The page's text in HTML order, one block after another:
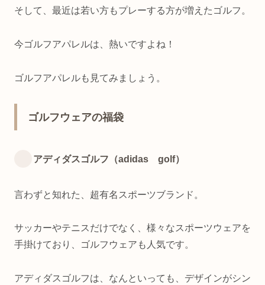
そして、最近は若い方もプレーする方が増えたゴルフ。
今ゴルフアパレルは、熱いですよね！
ゴルフアパレルも見てみましょう。
ゴルフウェアの福袋
アディダスゴルフ（adidas golf）
言わずと知れた、超有名スポーツブランド。
サッカーやテニスだけでなく、様々なスポーツウェアを
手掛けており、ゴルフウェアも人気です。
アディダスゴルフは、なんといっても、デザインがシン